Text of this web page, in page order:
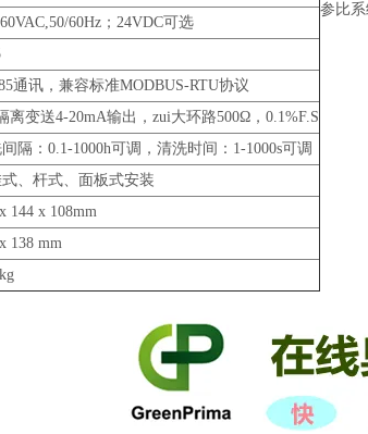
60Hz；24VDC可选
通讯，兼容标准MODBUS-RTU协议
离变送4-20mA输出，zui大环路500Ω，0.1%F.S
隔：0.1-1000h可调，清洗时间：1-1000s可调
、杆式、面板式安装
144 x 108mm
138 mm
参比系